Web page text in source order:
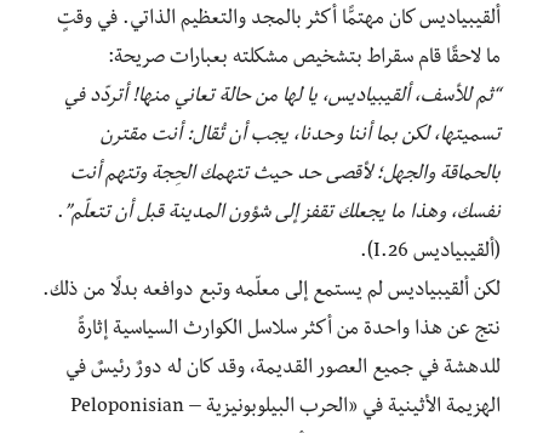
ألقيبياديس كان مهتمًّا أكثر بالمجد والتعظيم الذاتي. في وقتٍ
ما لاحقًا قام سقراط بتشخيص مشكلته بعبارات صريحة:
“ثم للأسف، ألقيبياديس، يا لها من حالة تعاني منها! أتردّد في
تسميتها، لكن بما أننا وحدنا، يجب أن تُقال: أنت مقترن
بالحماقة والجهل؛ لأقصى حد حيث تتهمك الحِجة وتتهم أنت
نفسك، وهذا ما يجعلك تقفز إلى شؤون المدينة قبل أن تتعلّم” .
(ألقيبياديس I.26).
لكن ألقيبياديس لم يستمع إلى معلّمه وتبع دوافعه بدلًا من ذلك.
نتج عن هذا واحدة من أكثر سلاسل الكوارث السياسية إثارةً
للدهشة في جميع العصور القديمة، وقد كان له دورٌ رئيسٌ في
الهزيمة الأثينية في «الحرب البيلوبونيزية – Peloponisian